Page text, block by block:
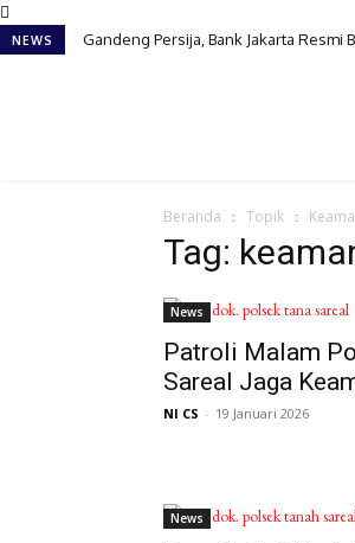
NEWS Gandeng Persija, Bank Jakarta Resmi
Beranda Topik
Tag:
News
Patroli Malam
Sareal Jaga
NI CS - 19 Januari 2026
News